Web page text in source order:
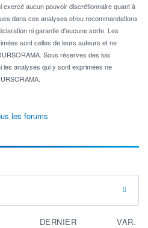
exercé aucun pouvoir discrétionnaire quant à
dans ces analyses et/ou recommandations
ni garantie d'aucune sorte. Les
sont celles de leurs auteurs et ne
Sous réserves des lois
les analyses qui y sont exprimées ne
les forums
DERNIER
VAR.